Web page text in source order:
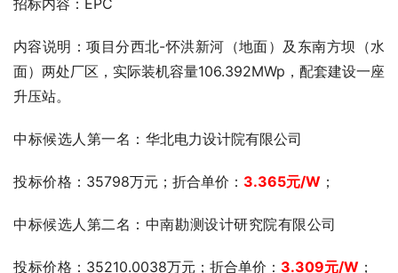
招标内容：EPC
内容说明：项目分西北-怀洪新河（地面）及东南方坝（水
面）两处厂区，实际装机容量106.392MWp，配套建设一座
升压站。
中标候选人第一名： 华北电力设计院有限公司
投标价格 ：35798万元；折合单价： 3.365元/W ；
中标候选人第二名：中南勘测设计研究院有限公司
投标价格 ：35210.0038万元；折合单价： 3.309元/W ；